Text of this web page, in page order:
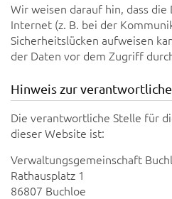
Wir weisen darauf hin, dass
Internet (z. B. bei der
Sicherheitslücken aufweisen
der Daten vor dem Zugriff
Hinweis zur
Die verantwortliche Stelle für
dieser Website ist:
Verwaltungsgemeinschaft
Rathausplatz 1
86807 Buchloe